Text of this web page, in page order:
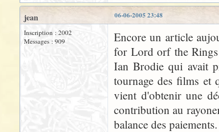
06-06-2005 23:48
jean
Inscription : 2002
Messages : 909
Encore un article
for Lord orf the
Ian Brodie qui avait
tournage des films et
vient d'obtenir une
contribution au
balance des paiements.